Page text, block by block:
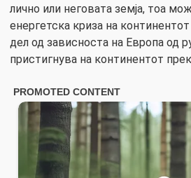
лично или неговата земја, тоа
енергетска криза на
дел од зависноста на Европа од
пристигнува на континентот